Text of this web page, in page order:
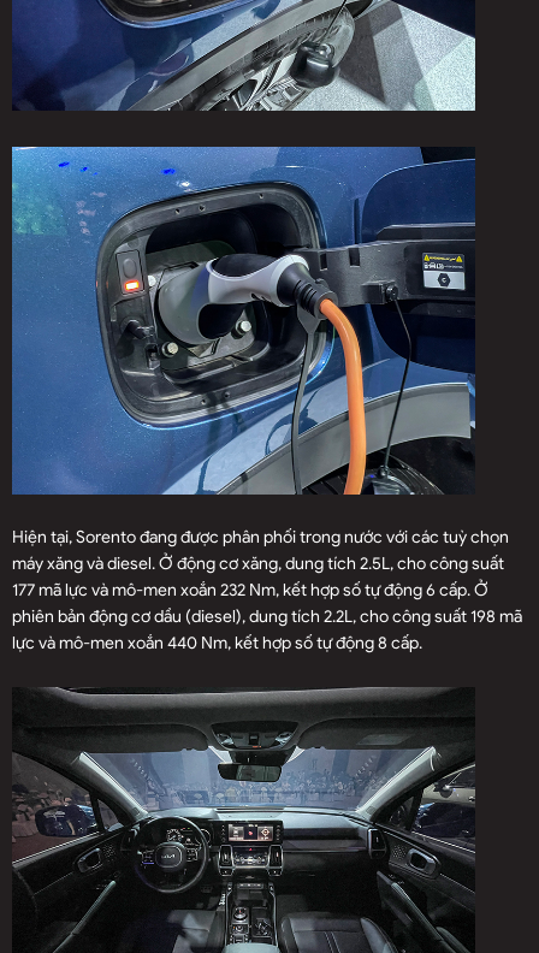
Hiện tại, Sorento đang được phân phối trong nước với các tuỳ chọn
máy xăng và diesel. Ở động cơ xăng, dung tích 2.5L, cho công suất
177 mã lực và mô-men xoắn 232 Nm, kết hợp số tự động 6 cấp. Ở
phiên bản động cơ dầu (diesel), dung tích 2.2L, cho công suất 198 mã
lực và mô-men xoắn 440 Nm, kết hợp số tự động 8 cấp.